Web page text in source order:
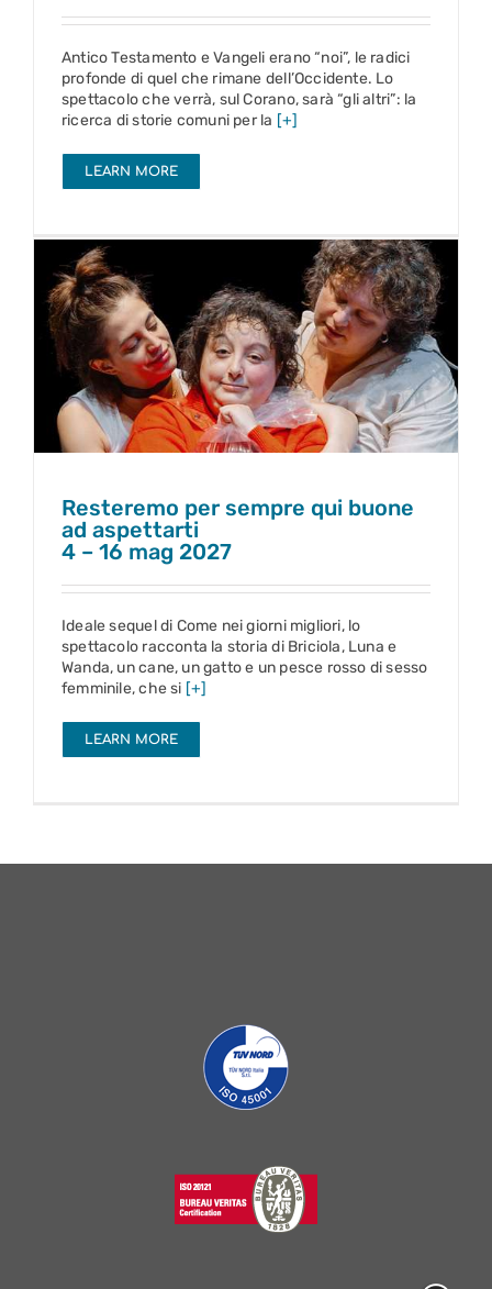
Antico Testamento e Vangeli erano “noi”, le radici
profonde di quel che rimane dell’Occidente. Lo
spettacolo che verrà, sul Corano, sarà “gli altri”: la
ricerca di storie comuni per la [+]
LEARN MORE
Resteremo per sempre qui buone ad aspettarti
4 – 16 mag 2027
Resteremo per sempre qui buone
ad aspettarti
4 – 16 mag 2027
Ideale sequel di Come nei giorni migliori, lo
spettacolo racconta la storia di Briciola, Luna e
Wanda, un cane, un gatto e un pesce rosso di sesso
femminile, che si [+]
LEARN MORE